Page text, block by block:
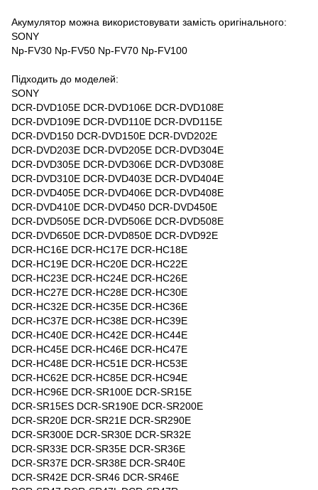
Акумулятор можна використовувати замість оригінального:
SONY
Np-FV30 Np-FV50 Np-FV70 Np-FV100
Підходить до моделей:
SONY
DCR-DVD105E DCR-DVD106E DCR-DVD108E
DCR-DVD109E DCR-DVD110E DCR-DVD115E
DCR-DVD150 DCR-DVD150E DCR-DVD202E
DCR-DVD203E DCR-DVD205E DCR-DVD304E
DCR-DVD305E DCR-DVD306E DCR-DVD308E
DCR-DVD310E DCR-DVD403E DCR-DVD404E
DCR-DVD405E DCR-DVD406E DCR-DVD408E
DCR-DVD410E DCR-DVD450 DCR-DVD450E
DCR-DVD505E DCR-DVD506E DCR-DVD508E
DCR-DVD650E DCR-DVD850E DCR-DVD92E
DCR-HC16E DCR-HC17E DCR-HC18E
DCR-HC19E DCR-HC20E DCR-HC22E
DCR-HC23E DCR-HC24E DCR-HC26E
DCR-HC27E DCR-HC28E DCR-HC30E
DCR-HC32E DCR-HC35E DCR-HC36E
DCR-HC37E DCR-HC38E DCR-HC39E
DCR-HC40E DCR-HC42E DCR-HC44E
DCR-HC45E DCR-HC46E DCR-HC47E
DCR-HC48E DCR-HC51E DCR-HC53E
DCR-HC62E DCR-HC85E DCR-HC94E
DCR-HC96E DCR-SR100E DCR-SR15E
DCR-SR15ES DCR-SR190E DCR-SR200E
DCR-SR20E DCR-SR21E DCR-SR290E
DCR-SR300E DCR-SR30E DCR-SR32E
DCR-SR33E DCR-SR35E DCR-SR36E
DCR-SR37E DCR-SR38E DCR-SR40E
DCR-SR42E DCR-SR46 DCR-SR46E